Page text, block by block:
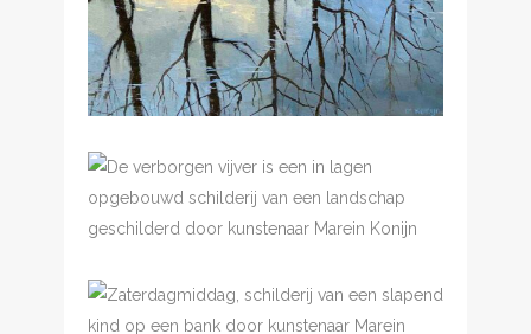
De verborgen vijver
Zaterdagmiddag